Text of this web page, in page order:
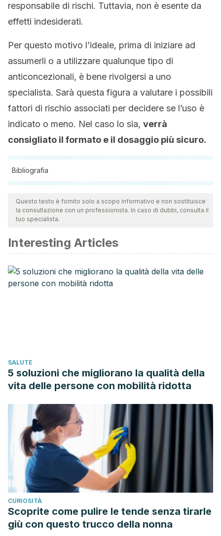
responsabile di rischi. Tuttavia, non è esente da
effetti indesiderati.
Per questo motivo l’ideale, prima di iniziare ad
assumerli o a utilizzare qualunque tipo di
anticoncezionali, è bene rivolgersi a uno
specialista. Sarà questa figura a valutare i possibili
fattori di rischio associati per decidere se l’uso è
indicato o meno. Nel caso lo sia, verrà
consigliato il formato e il dosaggio più sicuro.
Bibliografia
Tutte le fonti citate sono state esaminate a fondo dal nostro
team per garantirne la qualità, l'affidabilità, l'attualità e la
validità. La bibliografia di questo articolo è stata considerata
Jordi Fontcuberta C. Trombosis en la mujer Aspectos
prácticos.
Brito MB, Nobre F, Vieira CS. Hormonal contraception and
cardiovascular system. Vol. 96, Arquivos Brasileiros de
782X2011000400021&script=sci_arttext&tlng=es
Amado JA, Flórez J. I. CONCEPTOS FUNDAMENTALES 1.
Diferenciación gonadal y sexual 50 Hormonas sexuales:
estrógenos, gestágenos, andrógenos y anticonceptivos
hormonales.
Questo testo è fornito solo a scopo informativo e non sostituisce
la consultazione con un professionista. In caso di dubbi, consulta il
tuo specialista.
Interesting Articles
SALUTE
5 soluzioni che migliorano la qualità della
vita delle persone con mobilità ridotta
CURIOSITÀ
Scoprite come pulire le tende senza tirarle
giù con questo trucco della nonna